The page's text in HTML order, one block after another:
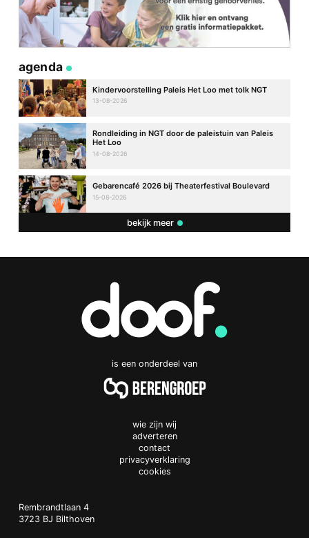
agenda
Kindervoorstelling Paleis Het Loo met tolk NGT
13-08-2026
Rondleiding in NGT door de paleistuin van Paleis
Het Loo
14-08-2026
Gebarencafé 2026 bij Theaterfestival Boulevard
15-08-2026
bekijk meer
is een onderdeel van
wie zijn wij
adverteren
contact
privacyverklaring
cookies
Doof.nl
work
Rembrandtlaan 4
3723 BJ Bilthoven